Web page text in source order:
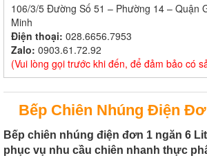
106/3/5 Đường Số 51 – Phường 14 – Quận
Minh
Điện thoại: 028.6656.7953
Zalo: 0903.61.72.92
(Vui lòng gọi trước khi đến, để đảm bảo có
Bếp Chiên Nhúng Điện
Bếp chiên nhúng điện đơn 1 ngăn 6
phục vụ nhu cầu chiên nhanh thực